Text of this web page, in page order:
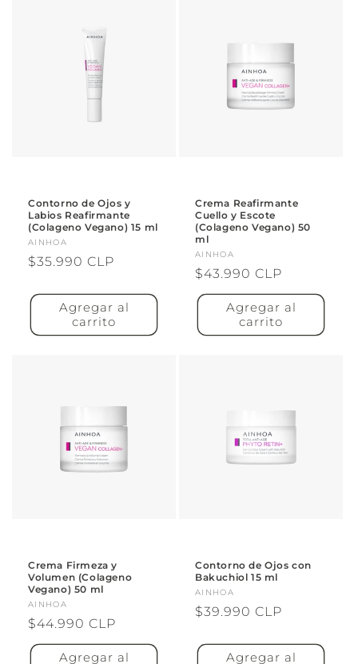
Contorno de Ojos y
Labios Reafirmante
(Colageno Vegano) 15 ml
Proveedor:
AINHOA
Precio
$35.990 CLP
Agregar al
carrito
Crema Reafirmante
Cuello y Escote
(Colageno Vegano) 50
ml
Proveedor:
AINHOA
Precio
habitual
$43.990 CLP
Agregar al
carrito
Crema Firmeza y
Volumen (Colageno
Vegano) 50 ml
Proveedor:
AINHOA
Precio
habitual
$44.990 CLP
Agregar al
Contorno de Ojos con
Bakuchiol 15 ml
Proveedor:
AINHOA
Precio
$39.990 CLP
Agregar al